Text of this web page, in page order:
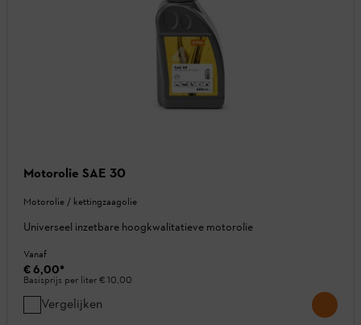
Motorolie SAE 30
Motorolie / kettingzaagolie
Universeel inzetbare hoogkwalitatieve motorolie
Vanaf
€ 6,00*
Basisprijs per liter€ 10,00
Vergelijken